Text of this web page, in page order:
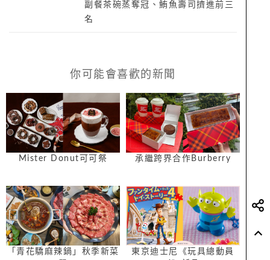
副餐茶碗蒸奪冠、鮪魚壽司擠進前三
名
你可能會喜歡的新聞
Mister Donut可可祭 承繼跨界合作Burberry
「青花驕麻辣鍋」秋季新菜
東京迪士尼《玩具總動員